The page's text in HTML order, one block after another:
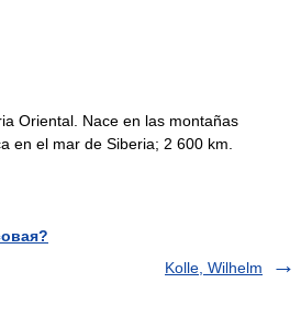
Oriental. Nace en las montañas
en el mar de Siberia; 2 600 km.
Kolle, Wilhelm